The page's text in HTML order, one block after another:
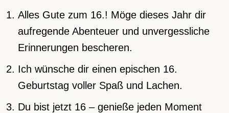
Alles Gute zum 16.! Möge dieses Jahr dir
aufregende Abenteuer und unvergessliche
Erinnerungen bescheren.
Ich wünsche dir einen epischen 16.
Geburtstag voller Spaß und Lachen.
Du bist jetzt 16 – genieße jeden Moment